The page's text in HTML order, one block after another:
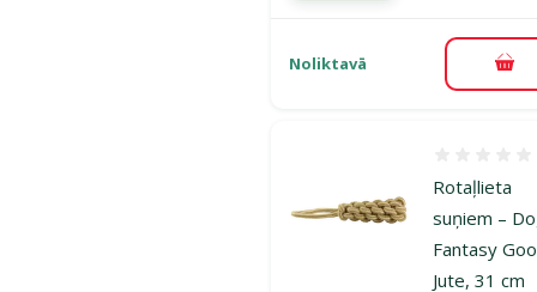
Noliktavā
Rotaļlieta
suņiem –
Fantasy
Jute, 31 cm